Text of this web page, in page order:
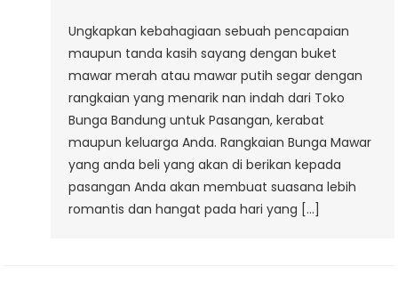
Ungkapkan kebahagiaan sebuah pencapaian
maupun tanda kasih sayang dengan buket
mawar merah atau mawar putih segar dengan
rangkaian yang menarik nan indah dari Toko
Bunga Bandung untuk Pasangan, kerabat
maupun keluarga Anda. Rangkaian Bunga Mawar
yang anda beli yang akan di berikan kepada
pasangan Anda akan membuat suasana lebih
romantis dan hangat pada hari yang […]